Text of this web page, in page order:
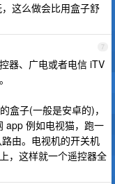
这么做会比用盒子舒
7
器、广电或者电信 iTV
盒子(一般是安卓的)，
app 例如电视猫，跑一
由。电视机的开关机
，这样就一个遥控器全